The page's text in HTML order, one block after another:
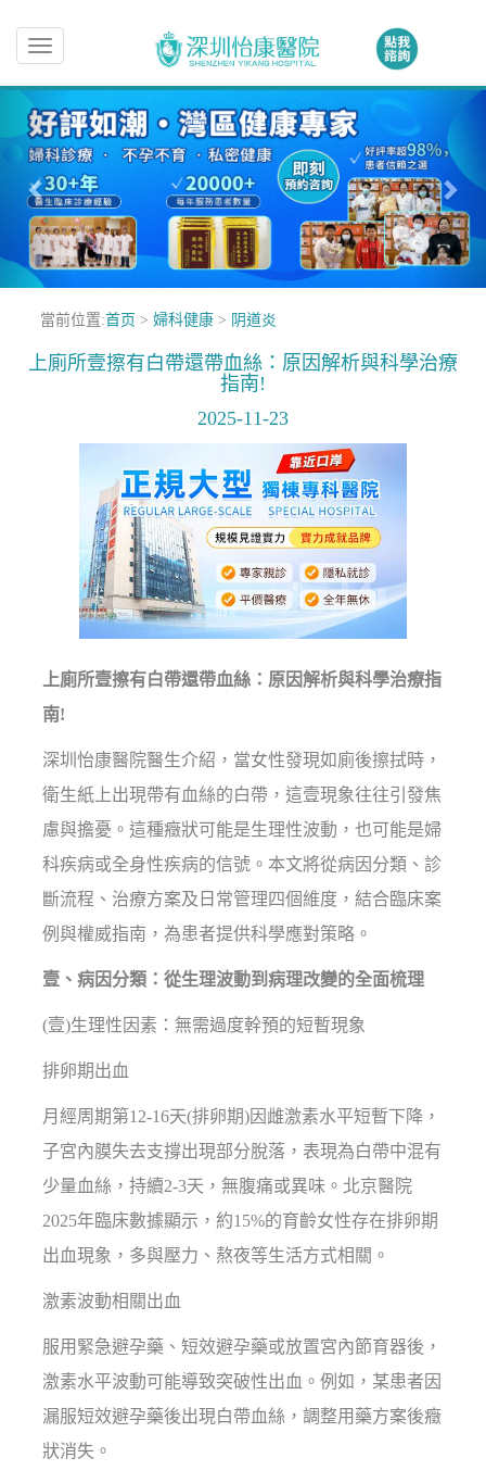
Toggle
navigation
當前位置:首页 > 婦科健康> 阴道炎
上廁所壹擦有白帶還帶血絲：原因解析與科學治療
指南!
2025-11-23
上廁所壹擦有白帶還帶血絲：原因解析與科學治療指
南!
深圳怡康醫院醫生介紹，當女性發現如廁後擦拭時，
衛生紙上出現帶有血絲的白帶，這壹現象往往引發焦
慮與擔憂。這種癥狀可能是生理性波動，也可能是婦
科疾病或全身性疾病的信號。本文將從病因分類、診
斷流程、治療方案及日常管理四個維度，結合臨床案
例與權威指南，為患者提供科學應對策略。
壹、病因分類：從生理波動到病理改變的全面梳理
(壹)生理性因素：無需過度幹預的短暫現象
排卵期出血
月經周期第12-16天(排卵期)因雌激素水平短暫下降，
子宮內膜失去支撐出現部分脫落，表現為白帶中混有
少量血絲，持續2-3天，無腹痛或異味。北京醫院
2025年臨床數據顯示，約15%的育齡女性存在排卵期
出血現象，多與壓力、熬夜等生活方式相關。
激素波動相關出血
服用緊急避孕藥、短效避孕藥或放置宮內節育器後，
激素水平波動可能導致突破性出血。例如，某患者因
漏服短效避孕藥後出現白帶血絲，調整用藥方案後癥
狀消失。